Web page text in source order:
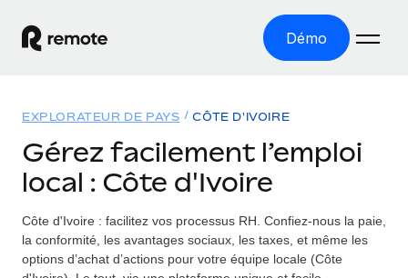
Démo
EMPLOI À L’INTERNATIONAL
Paie multipays
Gérez la paie facilement et en toute conformité
Employer of record
Solutions
COUVERTURE MONDIALE
Explorateur de pays
Ressources
OUTILS & CALCULATEURS
Tarification
EXPLORATEUR DE PAYS CÔTE D'IVOIRE
Gérez facilement l’emploi
local : Côte d'Ivoire
Côte d'Ivoire : facilitez vos processus RH. Confiez-nous la paie,
la conformité, les avantages sociaux, les taxes, et même les
options d’achat d’actions pour votre équipe locale (Côte